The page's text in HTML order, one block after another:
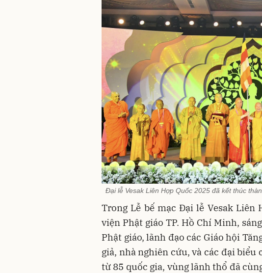
Đại lễ Vesak Liên Hợp Quốc 2025 đã kết thúc
Trong Lễ bế mạc Đại lễ Vesak Liên
viện Phật giáo TP. Hồ Chí Minh,
Phật giáo, lãnh đạo các Giáo hội
giả, nhà nghiên cứu, và các đại
từ 85 quốc gia, vùng lãnh thổ đã